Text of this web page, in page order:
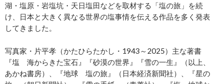
湖・塩原・岩塩坑・天日塩田などを取材する「塩の旅」を続
け、日本と大きく異なる世界の塩事情を伝える作品を多く発表
してきました。
写真家・片平孝（かたひらたかし・1943～2025）主な著書
『塩 海からきた宝石』『砂漠の世界』『雪の一生』（以上、
あかね書房）、『地球 塩の旅』（日本経済新聞社）、『星の